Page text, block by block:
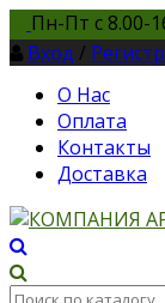
Пн-Пт с 8.00-
Вход /
О Нас
Оплата
Контакты
Доставка